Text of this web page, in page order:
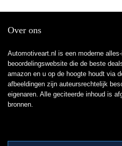
Over ons
Automotiveart.nl is een moderne
beoordelingswebsite die de beste
amazon en u op de hoogte houdt via
afbeeldingen zijn auteursrechtelijk
eigenaren. Alle geciteerde inhoud is
bronnen.